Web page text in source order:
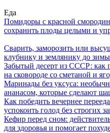
Еда
Помидоры с красной
сохранить плоды целыми и
Сварить, заморозить или
клубнику и землянику до зимы
Забытый десерт из СССР: как
на сковороде со сметаной и
Маринады без уксуса:
ананасом, которые сделают
Как победить вечернее
успокоить голод без строгих
Кефир перед сном:
для здоровья и помогает